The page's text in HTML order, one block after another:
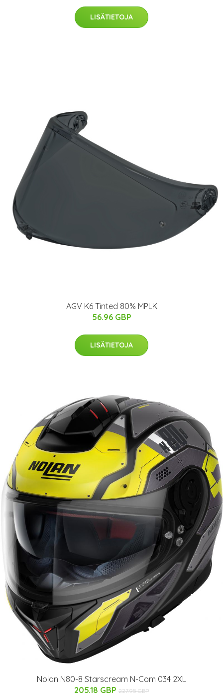
LISÄTIETOJA
AGV K6 Tinted 80% MPLK
56.96 GBP
LISÄTIETOJA
Nolan N80-8 Starscream N-Com 034 2XL
205.18 GBP 227.95 GBP